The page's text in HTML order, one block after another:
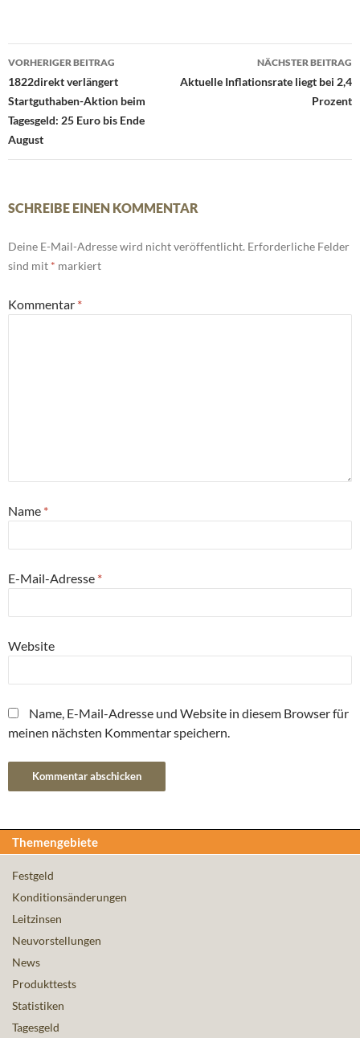
Beitrags-
Navigation
VORHERIGER BEITRAG
1822direkt verlängert
Startguthaben-Aktion beim
Tagesgeld: 25 Euro bis Ende
August
NÄCHSTER BEITRAG
Aktuelle Inflationsrate liegt bei 2,4
Prozent
SCHREIBE EINEN KOMMENTAR
Deine E-Mail-Adresse wird nicht veröffentlicht. Erforderliche Felder
sind mit * markiert
Kommentar *
Name *
E-Mail-Adresse *
Website
Name, E-Mail-Adresse und Website in diesem Browser für
meinen nächsten Kommentar speichern.
Themengebiete
Festgeld
Konditionsänderungen
Leitzinsen
Neuvorstellungen
News
Produkttests
Statistiken
Tagesgeld